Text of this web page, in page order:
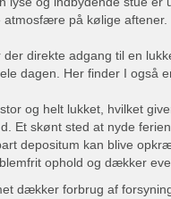
atmosfære på kølige aftener.
der direkte adgang til en
dagen. Her finder I også
og helt lukket, hvilket
Et skønt sted at nyde
depositum kan blive
ophold og dækker
dækker forbrug af